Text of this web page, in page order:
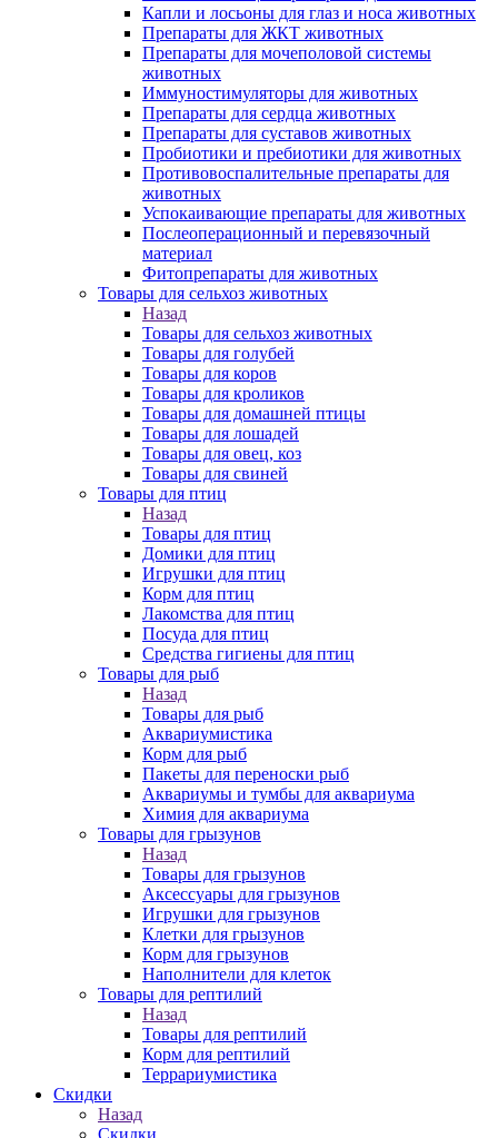
Капли и лосьоны для глаз и носа животных
Препараты для ЖКТ животных
Препараты для мочеполовой системы
животных
Иммуностимуляторы для животных
Препараты для сердца животных
Препараты для суставов животных
Пробиотики и пребиотики для животных
Противовоспалительные препараты для
животных
Успокаивающие препараты для животных
Послеоперационный и перевязочный
материал
Фитопрепараты для животных
Товары для сельхоз животных
Назад
Товары для сельхоз животных
Товары для голубей
Товары для коров
Товары для кроликов
Товары для домашней птицы
Товары для лошадей
Товары для овец, коз
Товары для свиней
Товары для птиц
Назад
Товары для птиц
Домики для птиц
Игрушки для птиц
Корм для птиц
Лакомства для птиц
Посуда для птиц
Средства гигиены для птиц
Товары для рыб
Назад
Товары для рыб
Аквариумистика
Корм для рыб
Пакеты для переноски рыб
Аквариумы и тумбы для аквариума
Химия для аквариума
Товары для грызунов
Назад
Товары для грызунов
Аксессуары для грызунов
Игрушки для грызунов
Клетки для грызунов
Корм для грызунов
Наполнители для клеток
Товары для рептилий
Назад
Товары для рептилий
Корм для рептилий
Террариумистика
Скидки
Назад
Скидки